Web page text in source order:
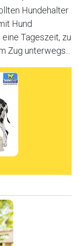
Hundehalter
Hund
Tageszeit, zu
unterwegs...